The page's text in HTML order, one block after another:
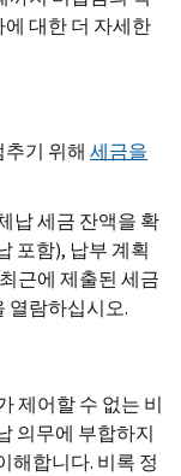
대한 더 자세한
기 위해 세금을
납 세금 잔액을 확
포함), 납부 계획
근에 제출된 세금
열람하십시오.
제어할 수 없는 비
의무에 부합하지
해합니다. 비록 정